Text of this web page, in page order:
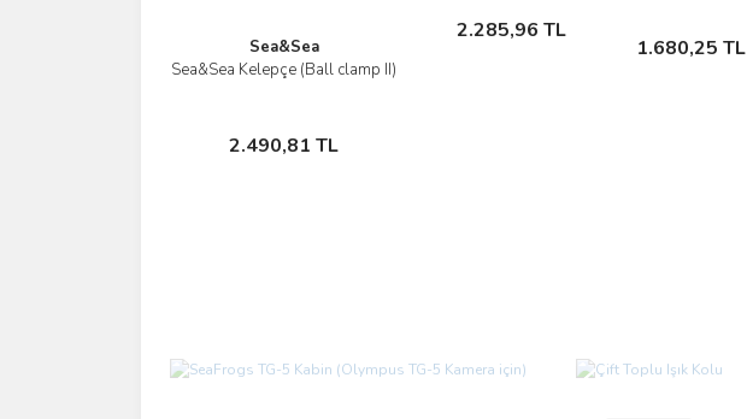
Sea&Sea
Sea&Sea Kelepçe (Ball clamp II)
2.490,81 TL
İncele
Sepete Ekle
2.285,96 TL
Ekle
1.680,25 TL
Ekle